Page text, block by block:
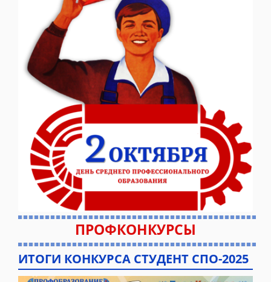
ПРОФКОНКУРСЫ
ИТОГИ КОНКУРСА СТУДЕНТ СПО-2025